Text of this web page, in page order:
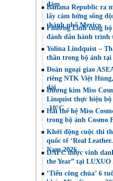
đám
Banana Republic ra
lấy cảm hứng sống
thành phố Mexico
Phương Linh tung
đánh dấu hành trình
Yolina Lindquist –
thần trong bộ ảnh
Đoàn ngoại giao
riêng NTK Việt
dài
Đương kim Miss
Linquist thực hiện bộ
-10°C
Hai thế hệ Miss
trong bộ ảnh Cosmo
Khởi động cuộc thi
quốc tế ‘Real
Nam 2026
DAFC được vinh
the Year” tại LUXUO
‘Tiểu công chúa’ 6